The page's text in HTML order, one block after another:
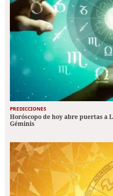
PREDICCIONES
Horóscopo de hoy abre puertas a
Géminis